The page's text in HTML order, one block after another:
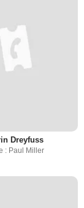
Dreyfuss
: Paul Miller